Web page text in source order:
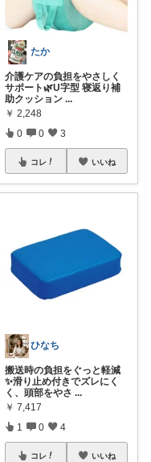
たか
介護ケアの負担をやさしく
サポート🌿U字型 寝返り補
助クッション ...
￥ 2,248
0 0 3
コレ いいね
ひなち
搬送時の負担をぐっと軽減
✨滑り止め付きでズレにく
く、頭部をやさ ...
￥ 7,417
1 0 4
コレ いいね